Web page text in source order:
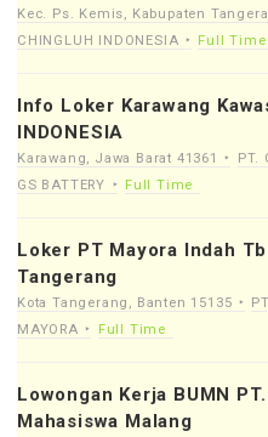
Kec. Ps. Kemis, Kabupaten
CHINGLUH INDONESIA
Full Time
Info Loker Karawang
INDONESIA
Karawang, Jawa Barat 41361
PT.
GS BATTERY
Full Time
Loker PT Mayora Indah
Tangerang
Kota Tangerang, Banten 15135
MAYORA
Full Time
Lowongan Kerja BUMN
Mahasiswa Malang